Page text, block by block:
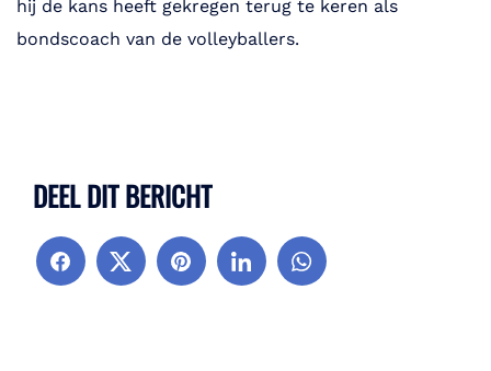
hij de kans heeft gekregen terug te keren als
bondscoach van de volleyballers.
DEEL DIT BERICHT